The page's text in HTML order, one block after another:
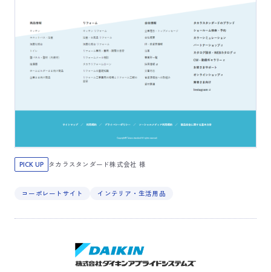
PICK UP タカラスタンダード株式会社 様
コーポレートサイト インテリア・生活用品